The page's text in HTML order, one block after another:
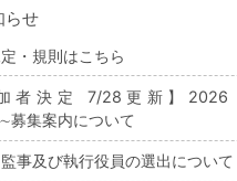
らせ
・規則はこちら
者決定 7/28更新】2026
募集案内について
事及び執行役員の選出について